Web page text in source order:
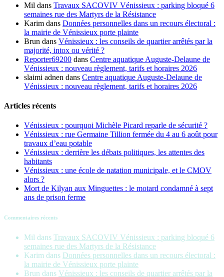
Mil dans Travaux SACOVIV Vénissieux : parking bloqué 6
semaines rue des Martyrs de la Résistance
Karim dans Données personnelles dans un recours électoral :
la mairie de Vénissieux porte plainte
Brun dans Vénissieux : les conseils de quartier arrêtés par la
majorité, intox ou vérité ?
Reporter69200 dans Centre aquatique Auguste-Delaune de
Vénissieux : nouveau règlement, tarifs et horaires 2026
slaimi adnen dans Centre aquatique Auguste-Delaune de
Vénissieux : nouveau règlement, tarifs et horaires 2026
Articles récents
Vénissieux : pourquoi Michèle Picard reparle de sécurité ?
Vénissieux : rue Germaine Tillion fermée du 4 au 6 août pour
travaux d’eau potable
Vénissieux : derrière les débats politiques, les attentes des
habitants
Vénissieux : une école de natation municipale, et le CMOV
alors ?
Mort de Kilyan aux Minguettes : le motard condamné à sept
ans de prison ferme
Commentaires récents
Mil dans Travaux SACOVIV Vénissieux : parking bloqué 6
semaines rue des Martyrs de la Résistance
Karim dans Données personnelles dans un recours électoral :
la mairie de Vénissieux porte plainte
Brun dans Vénissieux : les conseils de quartier arrêtés par la